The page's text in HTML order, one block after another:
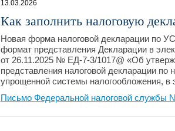
13.03.2026
Как заполнить налоговую
Новая форма налоговой декларации по
формат представления Декларации в
от 26.11.2025 № ЕД-7-3/1017@ «Об
представления налоговой декларации по
упрощенной системы налогообложения, в
Письмо Федеральной налоговой службы